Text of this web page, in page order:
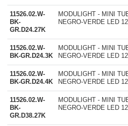
11526.02.W-
BK-
GR.D24.27K
MODULIGHT - MINI
NEGRO-VERDE LED
11526.02.W-
BK-GR.D24.3K
MODULIGHT - MINI
NEGRO-VERDE LED
11526.02.W-
BK-GR.D24.4K
MODULIGHT - MINI
NEGRO-VERDE LED
11526.02.W-
BK-
GR.D38.27K
MODULIGHT - MINI
NEGRO-VERDE LED